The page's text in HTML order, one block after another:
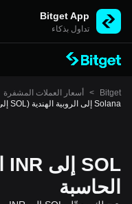
Bitget App
تداول بذكاء
Bitget
> أسعار العملات المشفرة
Solana إلى الروبية الهندية (SOL إلى INR)
الحاسبة